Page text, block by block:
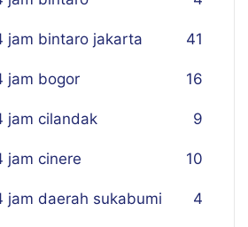
jam bintaro jakarta 41
jam bogor 16
jam cilandak 9
jam cinere 10
jam daerah sukabumi 4